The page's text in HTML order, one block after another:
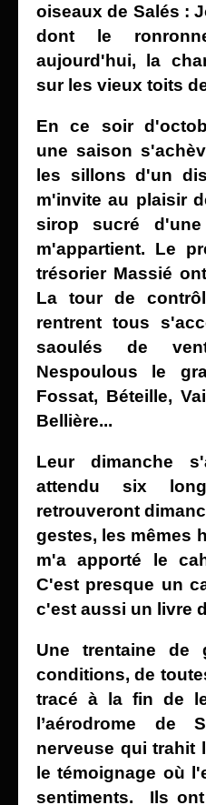
oiseaux de Salés :
dont le
aujourd'hui, la
sur les vieux toits
En ce soir
une saison
les sillons d'un
m'invite au plaisir
sirop sucré d'une
m'appartient. Le
trésorier Massié
La tour de
rentrent tous
saoulés de
Nespoulous le
Fossat, Béteille,
Bellière...
Leur dimanche
attendu six
retrouveront
gestes, les mêmes
m'a apporté le
C'est presque un
c'est aussi un livre
Une trentaine de
conditions, de
tracé à la fin de
l’aérodrome de
nerveuse qui trahit
le témoignage où
sentiments. Ils